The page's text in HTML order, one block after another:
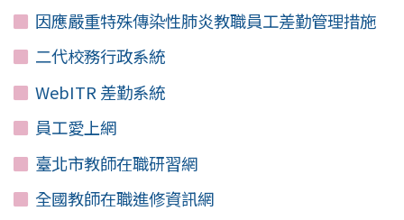
因應嚴重特殊傳染性肺炎教職員工差勤管理措施
二代校務行政系統
WebITR 差勤系統
員工愛上網
臺北市教師在職研習網
全國教師在職進修資訊網